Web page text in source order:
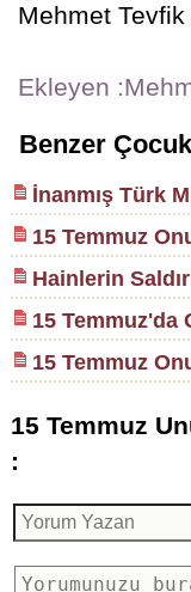
Mehmet
Ekleyen
Benzer
İnanmış Türk
15 Temmuz
Hainlerin
15 Temmuz'da
15 Temmuz
15 Temmuz
: